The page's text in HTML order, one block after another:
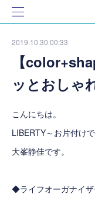
2019.10.30 00:33
【
ッとおしゃ
こんにちは。
LIBERTY～お片付け
大峯静佳です。
◆ライフオーガナイ